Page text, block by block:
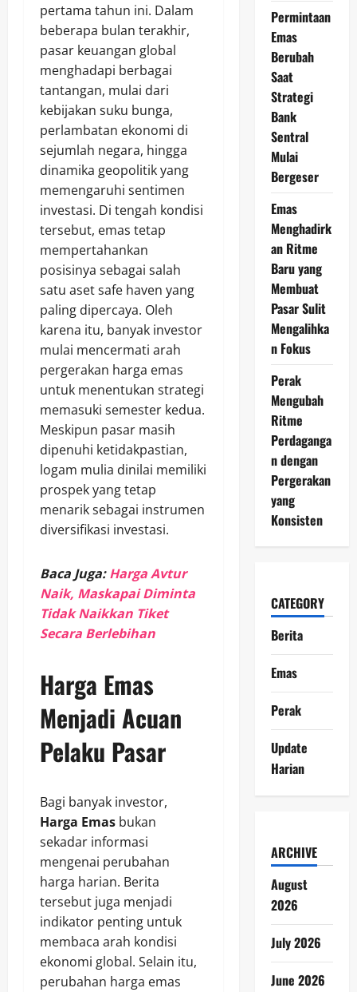
pertama tahun ini. Dalam
beberapa bulan terakhir,
pasar keuangan global
menghadapi berbagai
tantangan, mulai dari
kebijakan suku bunga,
perlambatan ekonomi di
sejumlah negara, hingga
dinamika geopolitik yang
memengaruhi sentimen
investasi. Di tengah kondisi
tersebut, emas tetap
mempertahankan
posisinya sebagai salah
satu aset safe haven yang
paling dipercaya. Oleh
karena itu, banyak investor
mulai mencermati arah
pergerakan harga emas
untuk menentukan strategi
memasuki semester kedua.
Meskipun pasar masih
dipenuhi ketidakpastian,
logam mulia dinilai memiliki
prospek yang tetap
menarik sebagai instrumen
diversifikasi investasi.
Baca Juga: Harga Avtur
Naik, Maskapai Diminta
Tidak Naikkan Tiket
Secara Berlebihan
Harga Emas
Menjadi Acuan
Pelaku Pasar
Bagi banyak investor,
Harga Emas bukan
sekadar informasi
mengenai perubahan
harga harian. Berita
tersebut juga menjadi
indikator penting untuk
membaca arah kondisi
ekonomi global. Selain itu,
perubahan harga emas
Permintaan
Emas
Berubah
Saat
Strategi
Bank
Sentral
Mulai
Bergeser
Emas
Menghadirk
an Ritme
Baru yang
Membuat
Pasar Sulit
Mengalihka
n Fokus
Perak
Mengubah
Ritme
Perdaganga
n dengan
Pergerakan
yang
Konsisten
CATEGORY
Berita
Emas
Perak
Update
Harian
ARCHIVE
August
2026
July 2026
June 2026